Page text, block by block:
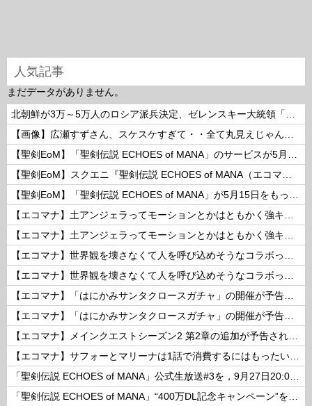
人気記事
まだデータがありません。